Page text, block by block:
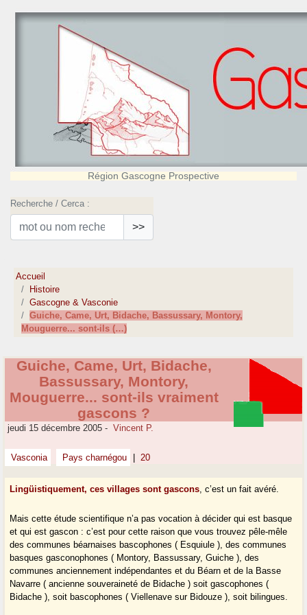
Région Gascogne Prospective
Recherche / Cerca :
>>
Accueil
Histoire
Gascogne & Vasconie
Guiche, Came, Urt, Bidache, Bassussary, Montory,
Mouguerre... sont-ils (…)
Guiche, Came, Urt, Bidache,
Bassussary, Montory,
Mouguerre... sont-ils vraiment
gascons ?
jeudi 15 décembre 2005 - Vincent P.
Vasconia Pays charnégou 20
Lingüistiquement, ces villages sont gascons, c’est un fait avéré.
Mais cette étude scientifique n’a pas vocation à décider qui est basque
et qui est gascon : c’est pour cette raison que vous trouvez pêle-mêle
des communes béarnaises bascophones ( Esquiule ), des communes
basques gasconophones ( Montory, Bassussary, Guiche ), des
communes anciennement indépendantes et du Béarn et de la Basse
Navarre ( ancienne souveraineté de Bidache ) soit gascophones (
Bidache ), soit bascophones ( Viellenave sur Bidouze ), soit bilingues.